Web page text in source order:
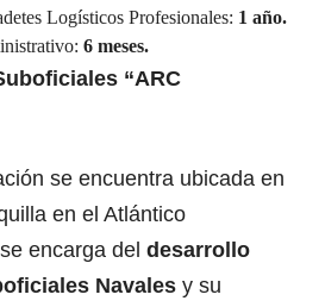
Logísticos Profesionales: 1 año.
6 meses.
“ARC
se encuentra ubicada en
en el Atlántico
encarga del desarrollo
Navales y su